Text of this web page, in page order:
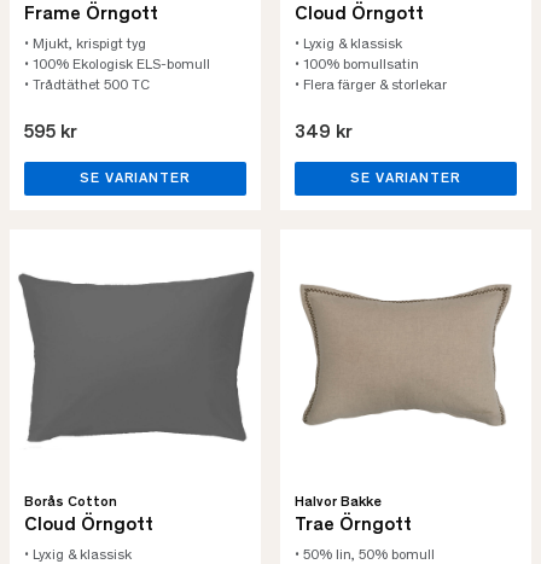
Frame Örngott
• Mjukt, krispigt tyg
• 100% Ekologisk ELS-bomull
• Trådtäthet 500 TC
595 kr
SE VARIANTER
Cloud Örngott
• Lyxig & klassisk
• 100% bomullsatin
• Flera färger & storlekar
349 kr
SE VARIANTER
Borås Cotton
Cloud Örngott
• Lyxig & klassisk
Halvor Bakke
Trae Örngott
• 50% lin, 50% bomull